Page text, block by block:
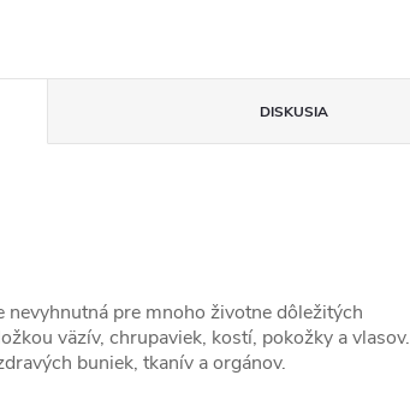
DISKUSIA
pre mnoho životne dôležitých
väzív, chrupaviek, kostí, pokožky a vlasov.
buniek, tkanív a orgánov.